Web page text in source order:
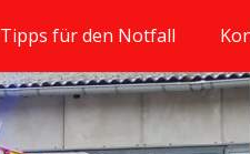
Tipps für den Notfall